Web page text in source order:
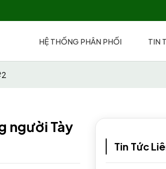
HỆ THỐNG PHÂN PHỐI TIN
người Tày
Tin Tức